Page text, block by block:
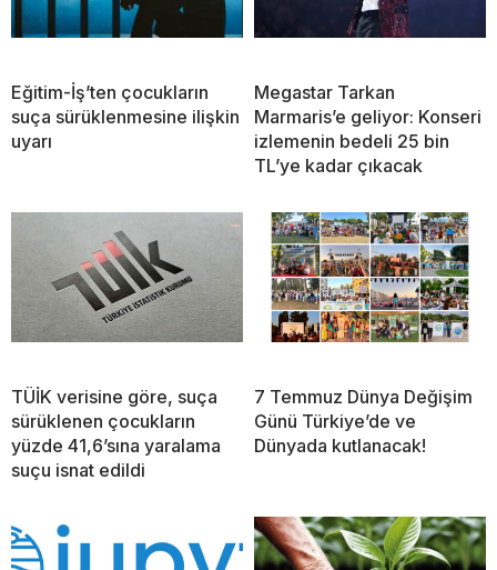
Eğitim-İş’ten çocukların
suça sürüklenmesine ilişkin
uyarı
Megastar Tarkan
Marmaris’e geliyor: Konseri
izlemenin bedeli 25 bin
TL’ye kadar çıkacak
TÜİK verisine göre, suça
sürüklenen çocukların
yüzde 41,6’sına yaralama
suçu isnat edildi
7 Temmuz Dünya Değişim
Günü Türkiye’de ve
Dünyada kutlanacak!